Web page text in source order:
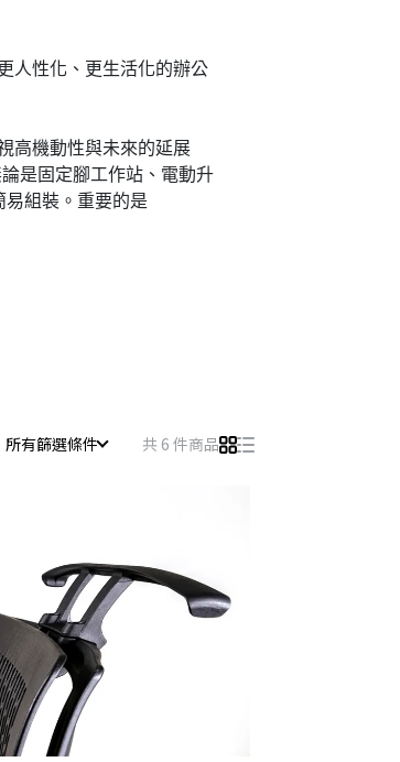
人性化、更生活化的辦公
高機動性與未來的延展
是固定腳工作站、電動升
易組裝。重要的是
所有篩選條件 共 6 件商品